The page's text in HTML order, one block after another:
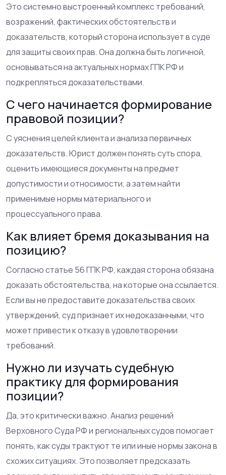
Это системно выстроенный комплекс требований,
возражений, фактических обстоятельств и
доказательств, который сторона использует в суде
для защиты своих прав. Она должна быть логичной,
основываться на актуальных нормах ГПК РФ и
подкрепляться доказательствами.
С чего начинается формирование
правовой позиции?
С уяснения целей клиента и анализа первичных
доказательств. Юрист должен понять суть спора,
оценить имеющиеся документы на предмет
допустимости и относимости, а затем найти
применимые нормы материального и
процессуального права.
Как влияет бремя доказывания на
позицию?
Согласно статье 56 ГПК РФ, каждая сторона обязана
доказать обстоятельства, на которые она ссылается.
Если вы не предоставите доказательства своих
утверждений, суд признает их недоказанными, что
может привести к отказу в удовлетворении
требований.
Нужно ли изучать судебную
практику для формирования
позиции?
Да, это критически важно. Анализ решений
Верховного Суда РФ и региональных судов помогает
понять, как суды трактуют те или иные нормы закона в
схожих ситуациях. Это позволяет предсказать